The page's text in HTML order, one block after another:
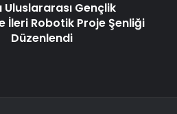
Uluslararası Gençlik
İleri Robotik Proje Şenliği
Düzenlendi